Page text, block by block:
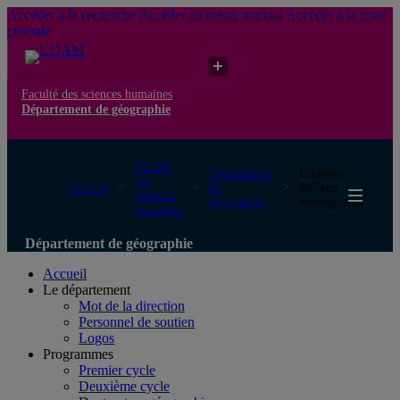
Accéder à la recherche Accéder au menu pricipal Accéder à la zone
centrale
Faculté des sciences humaines
Département de géographie
UQAM
Faculté
des
sciences
humaines
Département
de
géographie
Étiquette :
Milieux
montagnards
Département de géographie
Accueil
Le département
Mot de la direction
Personnel de soutien
Logos
Programmes
Premier cycle
Deuxième cycle